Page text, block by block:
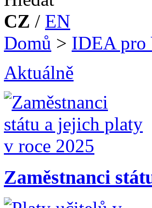
CZ / EN
Domů > IDEA pro
Aktuálně
Zaměstnanci